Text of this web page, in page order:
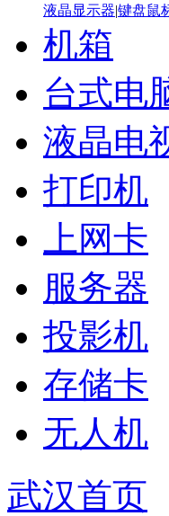
液晶显示器|键盘鼠
机箱
台式电
液晶电
打印机
上网卡
服务器
投影机
存储卡
无人机
武汉首页